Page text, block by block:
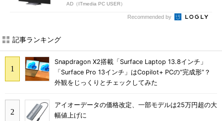
AD（ITmedia PC USER）
Recommended by
記事ランキング
Snapdragon X2搭載「Surface Laptop 13.8インチ」
「Surface Pro 13インチ」はCopilot+ PCの“完成形”？
外観をじっくりとチェックしてみた
アイオーデータの価格改定、一部モデルは25万円超の大
幅値上げに